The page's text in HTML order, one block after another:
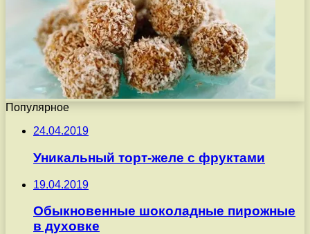
Популярное
24.04.2019
Уникальный торт-желе с фруктами
19.04.2019
Обыкновенные шоколадные пирожные
в духовке